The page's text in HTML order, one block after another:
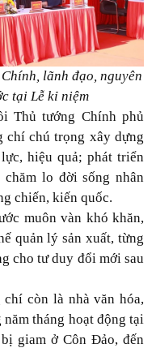
lãnh đạo, nguyên
tại Lễ kỉ niệm
Thủ tướng Chính phủ
chí chú trọng xây dựng
hiệu quả; phát triển
lo đời sống nhân
chiến, kiến quốc.
muôn vàn khó khăn,
quản lý sản xuất, từng
cho tư duy đổi mới sau
còn là nhà văn hóa,
tháng hoạt động tại
giam ở Côn Đảo, đến